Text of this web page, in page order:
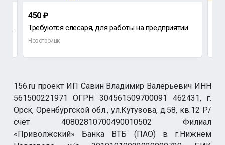
Требуется уборщик ( ца ) в продуктовый магазин на ост.
450 ₽
Требуются слесаря, для работы на предприятии
Новотроицк
156.ru проект ИП Савин Владимир Валерьевич ИНН
561500221971 ОГРН 304561509700091 462431, г.
Орск, Оренбургской обл., ул.Кутузова, д.58, кв.12 Р/
счёт 40802810700490010502 Филиал
«Приволжский» Банка ВТБ (ПАО) в г.Нижнем